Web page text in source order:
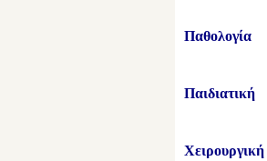
Παθολογία
Παιδιατική
Χειρουργική